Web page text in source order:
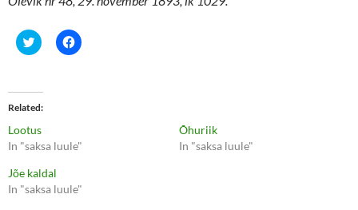
C
l
t
o
s
a
r
e
n
T
w
C
l
r
e
F
a
Related
Lootus
In "saksa luule"
Õhuriik
In "saksa luule"
Jõe kaldal
In "saksa luule"